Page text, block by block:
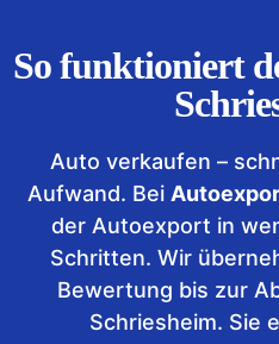
So funktioniert
Auto verkaufen –
Aufwand. Bei
der Autoexport in
Schritten. Wir
Bewertung bis zur
Schriesheim. Sie